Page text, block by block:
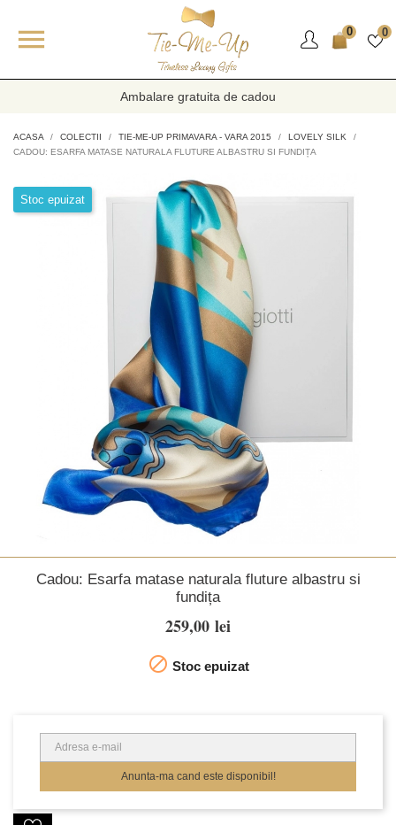
 0 0
Ambalare gratuita de cadou
ACASA COLECTII TIE-ME-UP PRIMAVARA - VARA 2015
LOVELY SILK
CADOU: ESARFA MATASE NATURALA FLUTURE ALBASTRU SI FUNDIȚA
Stoc epuizat
Cadou: Esarfa matase naturala fluture albastru si
fundița
259,00 lei
 Stoc epuizat
Anunta-ma cand este disponibil!